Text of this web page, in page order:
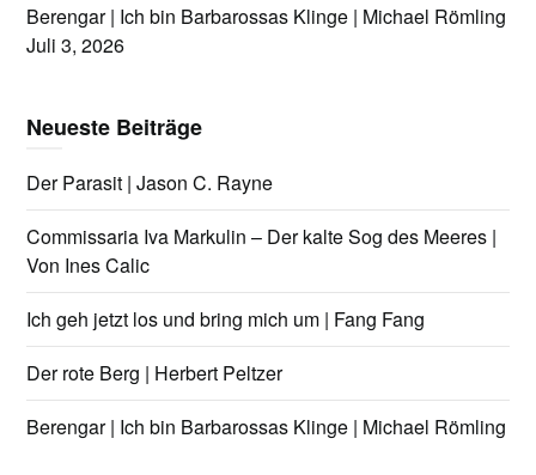
Berengar | Ich bin Barbarossas Klinge | Michael Römling
Juli 3, 2026
Neueste Beiträge
Der Parasit | Jason C. Rayne
Commissaria Iva Markulin – Der kalte Sog des Meeres |
Von Ines Calic
Ich geh jetzt los und bring mich um | Fang Fang
Der rote Berg | Herbert Peltzer
Berengar | Ich bin Barbarossas Klinge | Michael Römling